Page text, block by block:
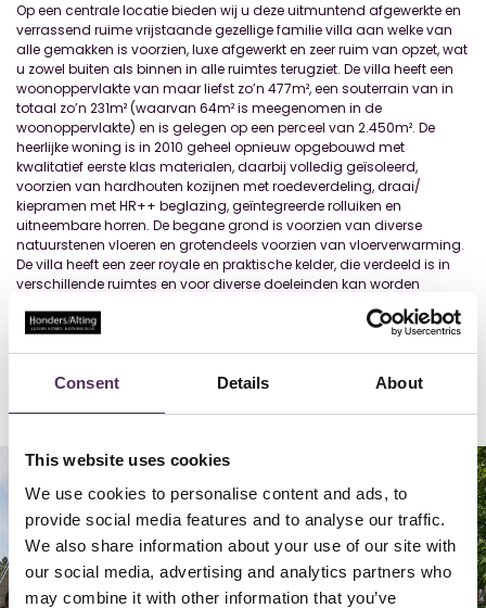
Consent Details About
This website uses cookies
We use cookies to personalise content and ads, to
provide social media features and to analyse our traffic.
We also share information about your use of our site with
our social media, advertising and analytics partners who
may combine it with other information that you’ve
Op een centrale locatie bieden wij u deze uitmuntend afgewerkte en
verrassend ruime vrijstaande gezellige familie villa aan welke van
alle gemakken is voorzien, luxe afgewerkt en zeer ruim van opzet, wat
u zowel buiten als binnen in alle ruimtes terugziet. De villa heeft een
woonoppervlakte van maar liefst zo’n 477m², een souterrain van in
totaal zo’n 231m² (waarvan 64m² is meegenomen in de
woonoppervlakte) en is gelegen op een perceel van 2.450m². De
heerlijke woning is in 2010 geheel opnieuw opgebouwd met
kwalitatief eerste klas materialen, daarbij volledig geïsoleerd,
voorzien van hardhouten kozijnen met roedeverdeling, draai/
kiepramen met HR++ beglazing, geïntegreerde rolluiken en
uitneembare horren. De begane grond is voorzien van diverse
natuurstenen vloeren en grotendeels voorzien van vloerverwarming.
De villa heeft een zeer royale en praktische kelder, die verdeeld is in
verschillende ruimtes en voor diverse doeleinden kan worden
een ruime living met vestibule, tuinkamer, sfeervolle woonkeuken,
bijkeuken, badkamer en twee multifunctionele kamers (die ideaal
aan huis...Lees meer